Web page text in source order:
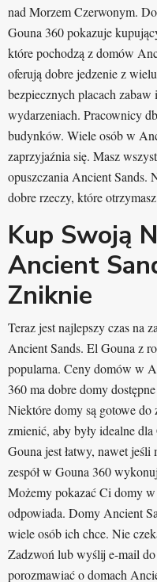
nad Morzem Czerwonym.
Gouna 360 pokazuje
które pochodzą z domów
oferują dobre jedzenie z
bezpiecznych placach
wydarzeniach. Pracownicy
budynków. Wiele osób w
zaprzyjaźnia się. Masz
opuszczania Ancient Sands.
dobre rzeczy, które
Kup Swoją
Ancient
Zniknie
Teraz jest najlepszy czas na
Ancient Sands. El Gouna z
popularna. Ceny domów w
360 ma dobre domy
Niektóre domy są gotowe do
zmienić, aby były idealne
Gouna jest łatwy, nawet
zespół w Gouna 360
Możemy pokazać Ci domy
odpowiada. Domy Ancient
wiele osób ich chce. Nie
Zadzwoń lub wyślij e-mail
porozmawiać o domach